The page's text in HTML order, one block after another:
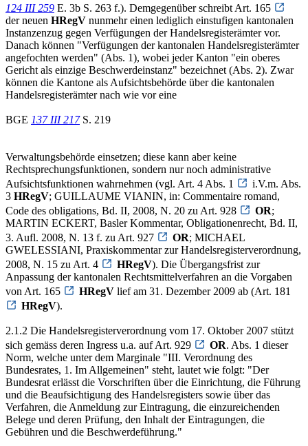
124 III 259 E. 3b S. 263 f.). Demgegenüber schreibt Art. 165
der neuen HRegV nunmehr einen lediglich einstufigen kantonalen
Instanzenzug gegen Verfügungen der Handelsregisterämter vor.
Danach können "Verfügungen der kantonalen Handelsregisterämter
angefochten werden" (Abs. 1), wobei jeder Kanton "ein oberes
Gericht als einzige Beschwerdeinstanz" bezeichnet (Abs. 2). Zwar
können die Kantone als Aufsichtsbehörde über die kantonalen
Handelsregisterämter nach wie vor eine
BGE 137 III 217S. 219
Verwaltungsbehörde einsetzen; diese kann aber keine
Rechtsprechungsfunktionen, sondern nur noch administrative
Aufsichtsfunktionen wahrnehmen (vgl. Art. 4 Abs. 1
i.V.m. Abs.
3 HRegV; GUILLAUME VIANIN, in: Commentaire romand,
Code des obligations, Bd. II, 2008, N. 20 zu Art. 928
OR;
MARTIN ECKERT, Basler Kommentar, Obligationenrecht, Bd. II,
3. Aufl. 2008, N. 13 f. zu Art. 927
OR; MICHAEL
GWELESSIANI, Praxiskommentar zur Handelsregisterverordnung,
2008, N. 15 zu Art. 4
HRegV). Die Übergangsfrist zur
Anpassung der kantonalen Rechtsmittelverfahren an die Vorgaben
von Art. 165
HRegV lief am 31. Dezember 2009 ab (Art. 181
HRegV).
2.1.2 Die Handelsregisterverordnung vom 17. Oktober 2007 stützt
sich gemäss deren Ingress u.a. auf Art. 929
OR. Abs. 1 dieser
Norm, welche unter dem Marginale "III. Verordnung des
Bundesrates, 1. Im Allgemeinen" steht, lautet wie folgt: "Der
Bundesrat erlässt die Vorschriften über die Einrichtung, die Führung
und die Beaufsichtigung des Handelsregisters sowie über das
Verfahren, die Anmeldung zur Eintragung, die einzureichenden
Belege und deren Prüfung, den Inhalt der Eintragungen, die
Gebühren und die Beschwerdeführung."